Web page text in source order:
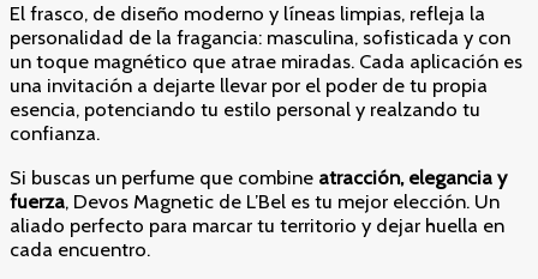
El frasco, de diseño moderno y líneas limpias, refleja la
personalidad de la fragancia: masculina, sofisticada y con
un toque magnético que atrae miradas. Cada aplicación es
una invitación a dejarte llevar por el poder de tu propia
esencia, potenciando tu estilo personal y realzando tu
confianza.
Si buscas un perfume que combine atracción, elegancia y
fuerza, Devos Magnetic de L’Bel es tu mejor elección. Un
aliado perfecto para marcar tu territorio y dejar huella en
cada encuentro.